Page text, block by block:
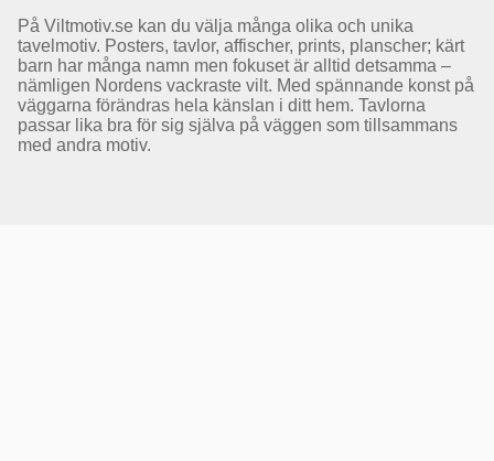
På Viltmotiv.se kan du välja många olika och unika
tavelmotiv. Posters, tavlor, affischer, prints, planscher; kärt
barn har många namn men fokuset är alltid detsamma –
nämligen Nordens vackraste vilt. Med spännande konst på
väggarna förändras hela känslan i ditt hem. Tavlorna
passar lika bra för sig själva på väggen som tillsammans
med andra motiv.